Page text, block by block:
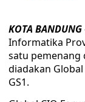
KOTA BANDUNG
Informatika
satu pemenang
diadakan
GS1.